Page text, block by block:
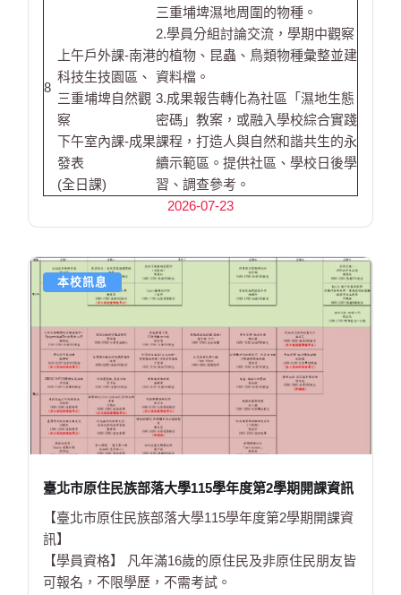
8
上午戶外課-南港
科技生技園區、
三重埔埤自然觀
察
下午室內課-成果
發表
(全日課)
三重埔埤濕地周圍的物種。
2.學員分組討論交流，學期中觀察
的植物、昆蟲、鳥類物種彙整並建
資料檔。
3.成果報告轉化為社區「濕地生態
密碼」教案，或融入學校綜合實踐
課程，打造人與自然和諧共生的永
續示範區。提供社區、學校日後學
習、調查參考。
2026-07-23
本校訊息
臺北市原住民族部落大學115學年度第2學期開課資訊
【臺北市原住民族部落大學115學年度第2學期開課資
訊】
【學員資格】 凡年滿16歲的原住民及非原住民朋友皆
可報名，不限學歷，不需考試。